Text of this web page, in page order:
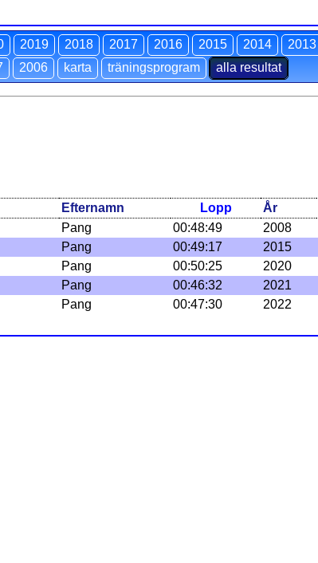
2019 2018 2017 2016 2015 2014
2013
2006 karta träningsprogram alla resultat
Efternamn Lopp År
Pang 00:48:49 2008
Pang 00:49:17 2015
Pang 00:50:25 2020
Pang 00:46:32 2021
Pang 00:47:30 2022